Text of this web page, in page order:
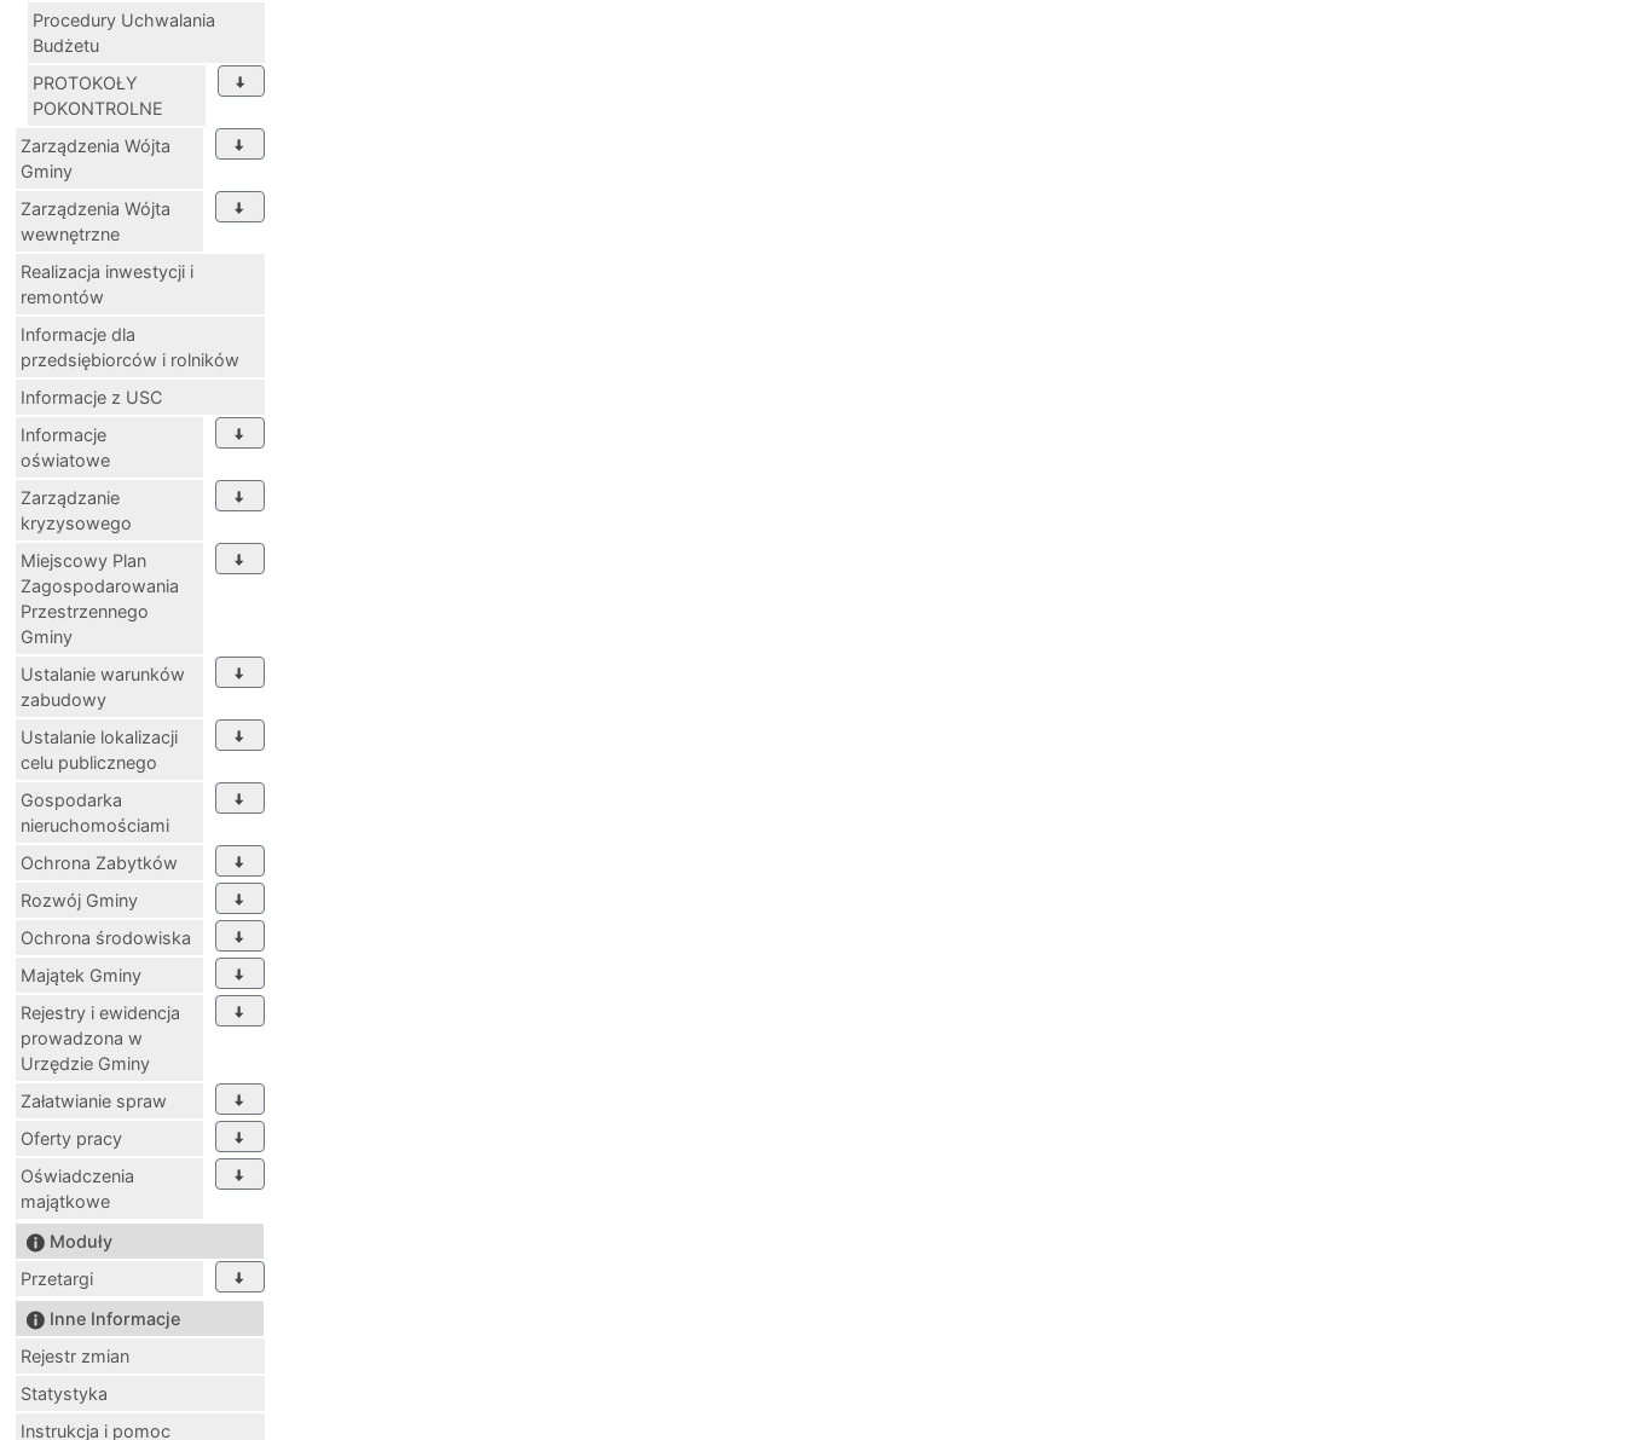
Procedury Uchwalania
Budżetu
PROTOKOŁY
POKONTROLNE
Zarządzenia Wójta
Gminy
Zarządzenia Wójta
wewnętrzne
Realizacja inwestycji i
remontów
Informacje dla
przedsiębiorców i rolników
Informacje z USC
Informacje
oświatowe
Zarządzanie
kryzysowego
Miejscowy Plan
Zagospodarowania
Przestrzennego
Gminy
Ustalanie warunków
zabudowy
Ustalanie lokalizacji
celu publicznego
Gospodarka
nieruchomościami
Ochrona Zabytków
Rozwój Gminy
Ochrona środowiska
Majątek Gminy
Rejestry i ewidencja
prowadzona w
Urzędzie Gminy
Załatwianie spraw
Oferty pracy
Oświadczenia
majątkowe
Moduły
Przetargi
Inne Informacje
Rejestr zmian
Statystyka
Instrukcja i pomoc